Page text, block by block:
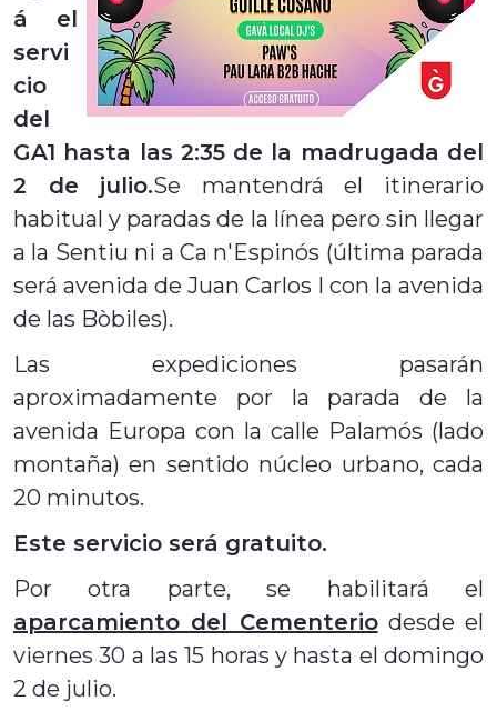
á el
servi
cio
del
GA1 hasta las 2:35 de la madrugada del
2 de julio.Se mantendrá el itinerario
habitual y paradas de la línea pero sin llegar
a la Sentiu ni a Ca n'Espinós (última parada
será avenida de Juan Carlos I con la avenida
de las Bòbiles).
Las expediciones pasarán
aproximadamente por la parada de la
avenida Europa con la calle Palamós (lado
montaña) en sentido núcleo urbano, cada
20 minutos.
Este servicio será gratuito.
Por otra parte, se habilitará el
aparcamiento del Cementeriodesde el
viernes 30 a las 15 horas y hasta el domingo
2 de julio.